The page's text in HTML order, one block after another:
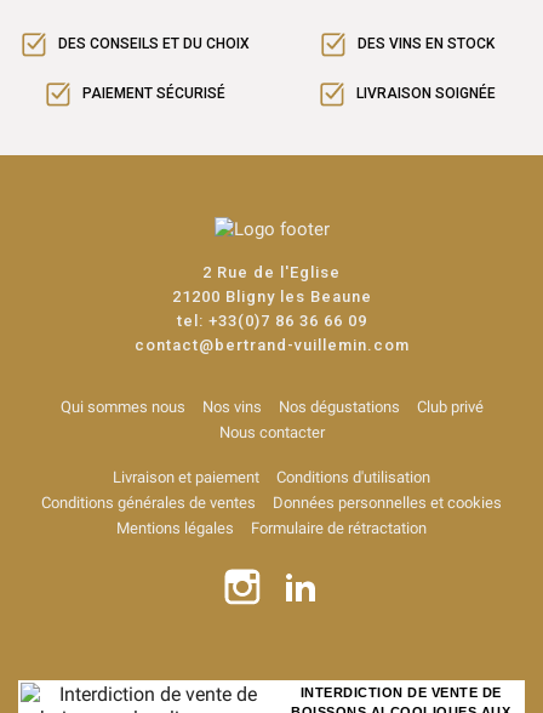
DES CONSEILS ET DU CHOIX DES VINS EN STOCK
PAIEMENT SÉCURISÉ LIVRAISON SOIGNÉE
2 Rue de l'Eglise
21200 Bligny les Beaune
tel: +33(0)7 86 36 66 09
contact@bertrand-vuillemin.com
Qui sommes nous Nos vins Nos dégustations
Club privé
Nous contacter
Livraison et paiement
Conditions d'utilisation
Conditions générales de ventes
Données personnelles et cookies
Mentions légales
Formulaire de rétractation
INTERDICTION DE VENTE DE